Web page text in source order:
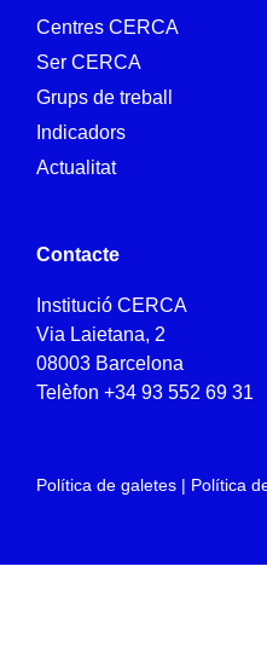
Centres CERCA
Ser CERCA
Grups de treball
Indicadors
Actualitat
Contacte
Institució CERCA
Via Laietana, 2
08003 Barcelona
Telèfon +34 93 552 69 31
Política de galetes | Política